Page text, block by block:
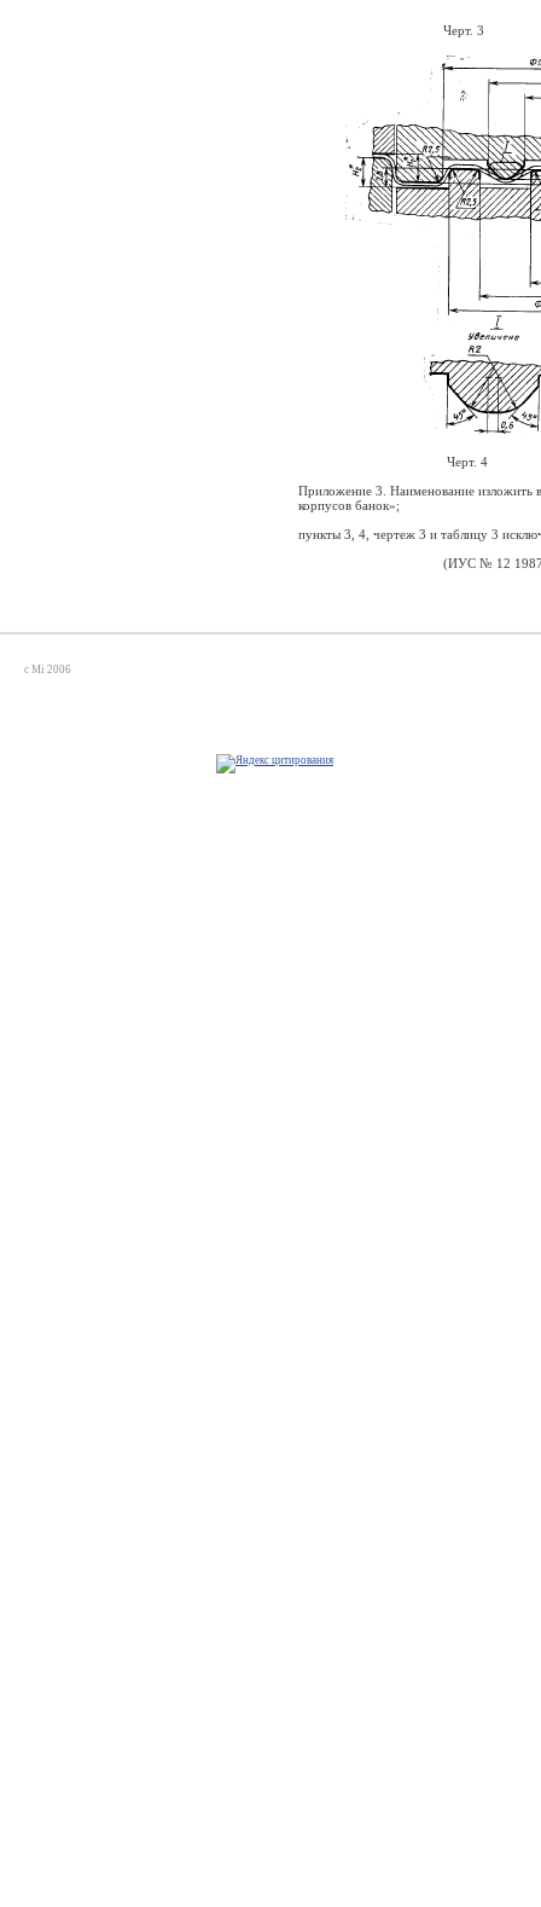
Черт. 3
Черт. 4
Приложение 3. Наименование изложить
корпусов банок»;
пункты 3, 4, чертеж 3 и таблицу 3
(ИУС № 12
c Mi 2006